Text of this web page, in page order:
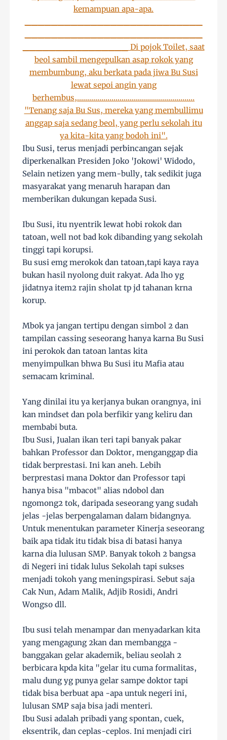
Ibu Susi, terus menjadi perbincangan sejak
diperkenalkan Presiden Joko 'Jokowi' Widodo,
Selain netizen yang mem-bully, tak sedikit juga
masyarakat yang menaruh harapan dan
memberikan dukungan kepada Susi.
Ibu Susi, itu nyentrik lewat hobi rokok dan
tatoan, well not bad kok dibanding yang sekolah
tinggi tapi korupsi.
Bu susi emg merokok dan tatoan,tapi kaya raya
bukan hasil nyolong duit rakyat. Ada lho yg
jidatnya item2 rajin sholat tp jd tahanan krna
korup.
Mbok ya jangan tertipu dengan simbol 2 dan
tampilan cassing seseorang hanya karna Bu Susi
ini perokok dan tatoan lantas kita
menyimpulkan bhwa Bu Susi itu Mafia atau
semacam kriminal.
Yang dinilai itu ya kerjanya bukan orangnya, ini
kan mindset dan pola berfikir yang keliru dan
membabi buta.
Ibu Susi, Jualan ikan teri tapi banyak pakar
bahkan Professor dan Doktor, menganggap dia
tidak berprestasi. Ini kan aneh. Lebih
berprestasi mana Doktor dan Professor tapi
hanya bisa "mbacot" alias ndobol dan
ngomong2 tok, daripada seseorang yang sudah
jelas -jelas berpengalaman dalam bidangnya.
Untuk menentukan parameter Kinerja seseorang
baik apa tidak itu tidak bisa di batasi hanya
karna dia lulusan SMP. Banyak tokoh 2 bangsa
di Negeri ini tidak lulus Sekolah tapi sukses
menjadi tokoh yang meningspirasi. Sebut saja
Cak Nun, Adam Malik, Adjib Rosidi, Andri
Wongso dll.
Ibu susi telah menampar dan menyadarkan kita
yang mengagung 2kan dan membangga -
banggakan gelar akademik, beliau seolah 2
berbicara kpda kita "gelar itu cuma formalitas,
malu dung yg punya gelar sampe doktor tapi
tidak bisa berbuat apa -apa untuk negeri ini,
lulusan SMP saja bisa jadi menteri.
Ibu Susi adalah pribadi yang spontan, cuek,
eksentrik, dan ceplas-ceplos. Ini menjadi ciri